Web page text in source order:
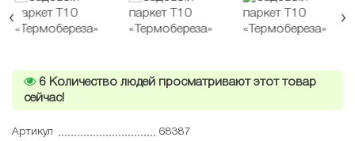
6 Количество людей просматривают этот товар
сейчас!
Артикул
68387